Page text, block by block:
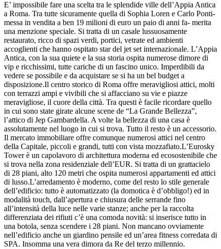
E’ impossibile fare una scelta tra le splendide ville dell’Appia Antica
a Roma. Tra tutte sicuramente quella di Sophia Loren e Carlo Ponti-
messa in vendita a ben 19 milioni di euro un paio di anni fa- merita
una menzione speciale. Si tratta di un casale lussuosamente
restaurato, ricco di spazi verdi, portici, vetrate ed ambienti
accoglienti che hanno ospitato star del jet set internazionale. L’Appia
Antica, con la sua quiete e la sua storia ospita numerose dimore di
vip e ricchissimi, tutte cariche di un fascino unico. Imperdibili da
vedere se possibile e da acquistare se si ha un bel budget a
disposizione.Il centro storico di Roma offre meravigliosi attici, molti
con terrazzi ampi e vivibili che si affacciano su vie e piazze
meravigliose, il cuore della città. Tra questi è facile ricordare quello
in cui sono state girate alcune scene de “La Grande Bellezza”,
l’attico di Jep Gambardella. A volte la bellezza di una casa è
assolutamente nel luogo in cui si trova. Tutto il resto è un accessorio.
Il mercato immobiliare offre comunque numerosi attici nel centro
della Capitale, piccoli e grandi, tutti con vista mozzafiato.L’Eurosky
Tower è un capolavoro di architettura moderna ed ecosostenibile che
si trova nella zona residenziale dell’EUR. Si tratta di un grattacielo
di 28 piani, alto 120 metri che ospita numerosi appartamenti ed attici
di lusso.L’arredamento è moderno, come del resto lo stile generale
dell’edificio: tutto è automatizzato (la domotica è d’obbligo!) ed in
modalità touch, dall’apertura e chiusura delle serrande fino
all’intensità della luce nelle varie stanze; anche per la raccolta
differenziata dei rifiuti c’è una comoda novità: si inserisce tutto in
una botola, senza scendere i 28 piani. Non mancano ovviamente
nell’edificio anche un giardino pensile ed un’area fitness corredata di
SPA. Insomma una vera dimora da Re del terzo millennio.